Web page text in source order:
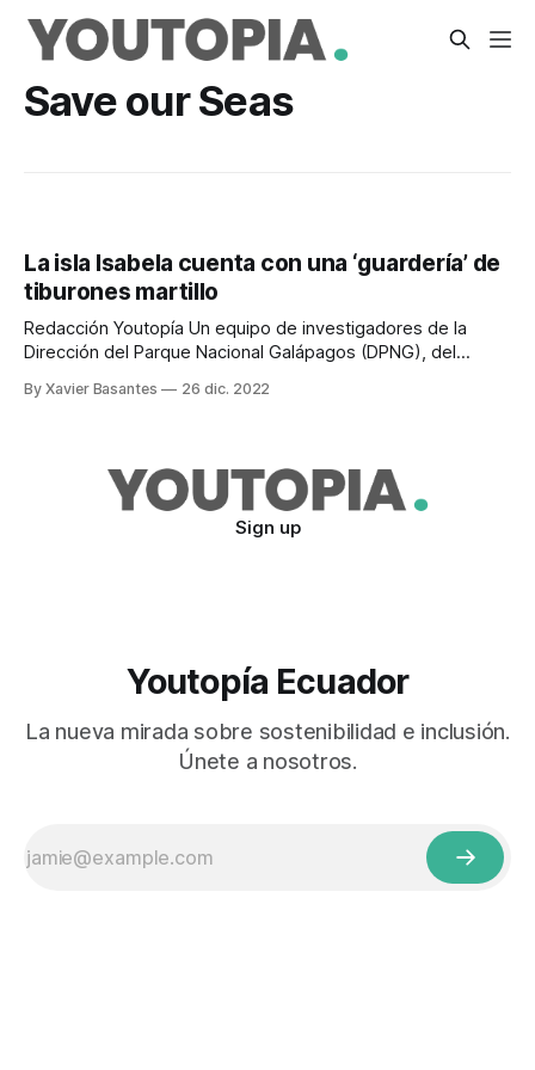
Save our Seas
La isla Isabela cuenta con una ‘guardería’ de
tiburones martillo
Redacción Youtopía Un equipo de investigadores de la
Dirección del Parque Nacional Galápagos (DPNG), del
(Maate), y la Universidad San Francisco de Quito (USFQ)
By Xavier Basantes 26 dic. 2022
Sign up
Youtopía Ecuador
La nueva mirada sobre sostenibilidad e inclusión.
Únete a nosotros.